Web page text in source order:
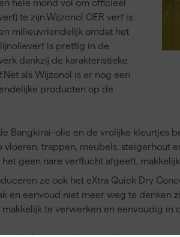
hele mond vol om officieel
te zijn.Wijzonol OER verf is
milieuvriendelijk omdat het
is prettig in de
dankzij de karakteristieke
als Wijzonol is er nog een
producten op de
Bangkirai-olie en de vrolijke kleurtjes
trappen, meubels, steigerhout
geen nare verflucht afgeeft,
ze ook het eXtra Quick Dry
en eenvoud niet meer weg te
te verwerken en eenvoudig in